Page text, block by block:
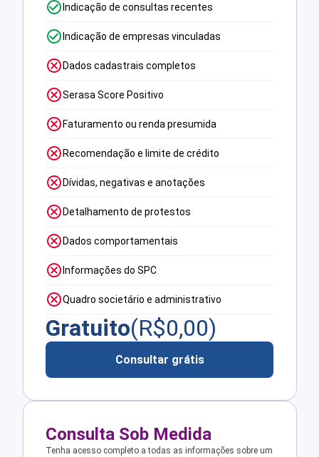
Indicação de consultas recentes
Indicação de empresas vinculadas
Dados cadastrais completos
Serasa Score Positivo
Faturamento ou renda presumida
Recomendação e limite de crédito
Dívidas, negativas e anotações
Detalhamento de protestos
Dados comportamentais
Informações do SPC
Quadro societário e administrativo
Gratuito(R$0,00)
Consultar grátis
Consulta Sob Medida
Tenha acesso completo a todas as informações sobre um